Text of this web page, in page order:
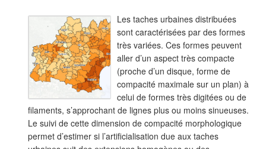
Les taches urbaines distribuées
sont caractérisées par des formes
très variées. Ces formes peuvent
aller d’un aspect très compacte
(proche d’un disque, forme de
compacité maximale sur un plan) à
celui de formes très digitées ou de
filaments, s’approchant de lignes plus ou moins sinueuses.
Le suivi de cette dimension de compacité morphologique
permet d’estimer si l’artificialisation due aux taches